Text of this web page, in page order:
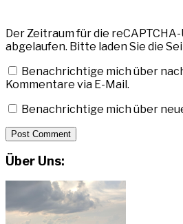
Der Zeitraum für die
abgelaufen. Bitte laden Sie die
Benachrichtige mich über
Kommentare via E-Mail.
Benachrichtige mich über
Über Uns: